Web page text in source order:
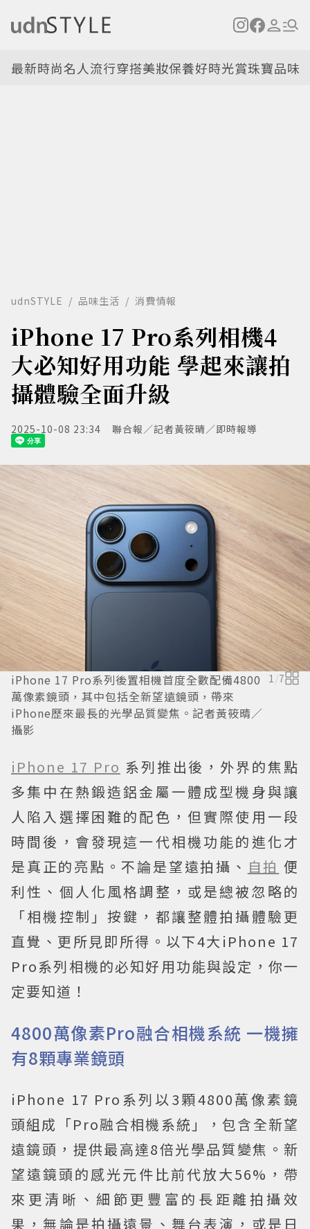
最新時尚名人流行穿搭美妝保養好時光賞珠寶品味
udnSTYLE 品味生活 消費情報
iPhone 17 Pro系列相機4
大必知好用功能 學起來讓拍
攝體驗全面升級
2025-10-08 23:34 聯合報／記者黃筱晴／即時報導
iPhone 17 Pro系列後置相機首度全數配備4800
萬像素鏡頭，其中包括全新望遠鏡頭，帶來
iPhone歷來最長的光學品質變焦。記者黃筱晴／
攝影
1/7
iPhone 17 Pro 系列推出後，外界的焦點
多集中在熱鍛造鋁金屬一體成型機身與讓
人陷入選擇困難的配色，但實際使用一段
時間後，會發現這一代相機功能的進化才
是真正的亮點。不論是望遠拍攝、 自拍 便
利性、個人化風格調整，或是總被忽略的
「相機控制」按鍵，都讓整體拍攝體驗更
直覺、更所見即所得。以下4大iPhone 17
Pro系列相機的必知好用功能與設定，你一
定要知道！
4800萬像素Pro融合相機系統 一機擁
有8顆專業鏡頭
iPhone 17 Pro系列以3顆4800萬像素鏡
頭組成「Pro融合相機系統」，包含全新望
遠鏡頭，提供最高達8倍光學品質變焦。新
望遠鏡頭的感光元件比前代放大56%，帶
來更清晰、細節更豐富的長距離拍攝效
果，無論是拍攝遠景、舞台表演，或是日